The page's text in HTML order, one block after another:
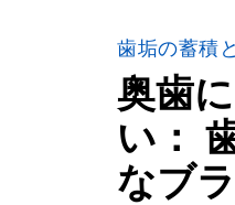
歯垢の蓄積
奥歯
い：
なブ